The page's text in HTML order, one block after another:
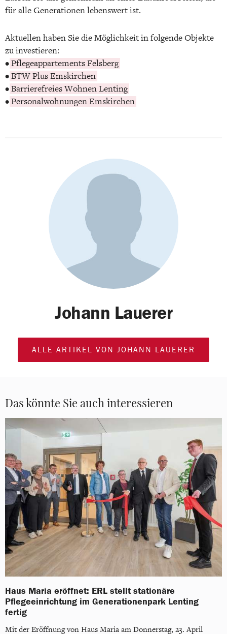
für alle Generationen lebenswert ist.
Aktuellen haben Sie die Möglichkeit in folgende Objekte
zu investieren:
•Pflegeappartements Felsberg
•BTW Plus Emskirchen
•Barrierefreies Wohnen Lenting
•Personalwohnungen Emskirchen
Johann Lauerer
ALLE ARTIKEL VON JOHANN LAUERER
Das könnte Sie auch interessieren
Haus Maria eröffnet: ERL stellt stationäre
Pflegeeinrichtung im Generationenpark Lenting
fertig
Mit der Eröffnung von Haus Maria am Donnerstag, 23. April